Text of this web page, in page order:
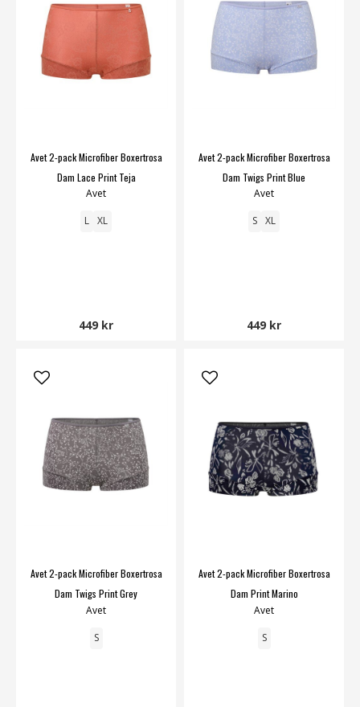
Avet 2-pack Microfiber Boxertrosa
Dam Lace Print Teja
Avet
L XL
449 kr
Avet 2-pack Microfiber Boxertrosa
Dam Twigs Print Blue
Avet
S XL
449 kr
Avet 2-pack Microfiber Boxertrosa
Dam Twigs Print Grey
Avet
S
Avet 2-pack Microfiber Boxertrosa
Dam Print Marino
Avet
S